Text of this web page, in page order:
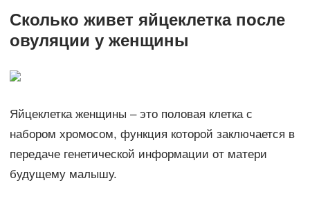
Сколько живет яйцеклетка после
овуляции у женщины
Яйцеклетка женщины – это половая клетка с
набором хромосом, функция которой заключается в
передаче генетической информации от матери
будущему малышу.